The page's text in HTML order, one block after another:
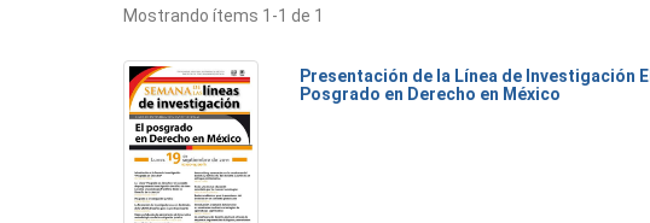
Mostrando ítems 1-1 de 1
Presentación de la Línea de Investigación El
Posgrado en Derecho en México